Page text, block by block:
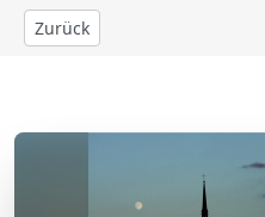
Zurück